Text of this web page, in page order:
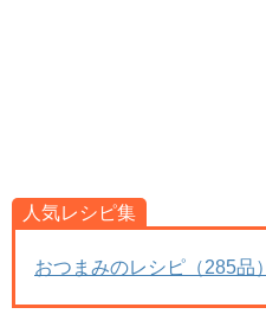
人気レシピ集
おつまみのレシピ（285品）